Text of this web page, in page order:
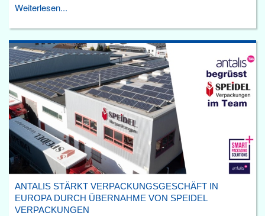
Weiterlesen...
ANTALIS STÄRKT VERPACKUNGSGESCHÄFT IN
EUROPA DURCH ÜBERNAHME VON SPEIDEL
VERPACKUNGEN